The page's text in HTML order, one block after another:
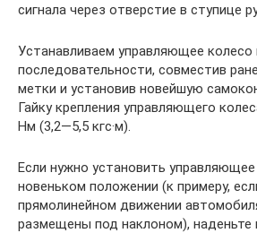
сигнала через отверстие в ступице
Устанавливаем управляющее колесо
последовательности, совместив
метки и установив новейшую
Гайку крепления управляющего
Нм (3,2—5,5 кгс·м).
Если нужно установить
новеньком положении (к примеру,
прямолинейном движении
размещены под наклоном), наденьте